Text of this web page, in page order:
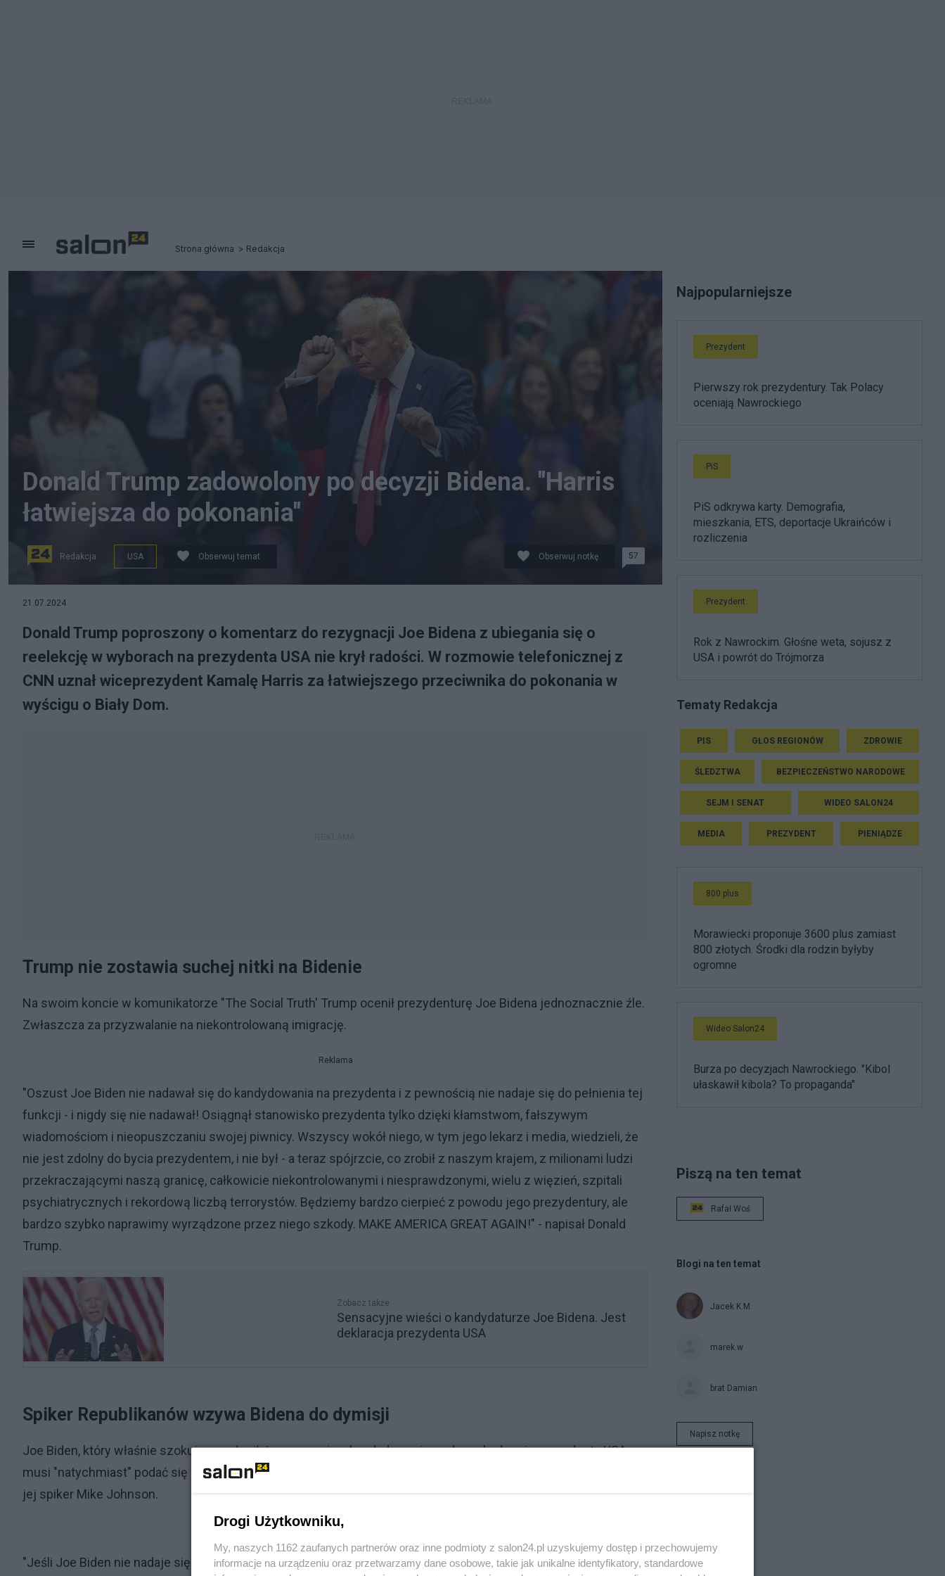
Strona główna Redakcja
Donald Trump zadowolony po decyzji Bidena. "Harris
łatwiejsza do pokonania"
Redakcja USA Obserwuj temat Obserwuj notkę 57
21.07.2024
Donald Trump poproszony o komentarz do rezygnacji Joe Bidena z ubiegania się o
reelekcję w wyborach na prezydenta USA nie krył radości. W rozmowie telefonicznej z
CNN uznał wiceprezydent Kamalę Harris za łatwiejszego przeciwnika do pokonania w
wyścigu o Biały Dom.
Trump nie zostawia suchej nitki na Bidenie
Na swoim koncie w komunikatorze "The Social Truth' Trump ocenił prezydenturę Joe Bidena jednoznacznie źle.
Zwłaszcza za przyzwalanie na niekontrolowaną imigrację.
Reklama
"Oszust Joe Biden nie nadawał się do kandydowania na prezydenta i z pewnością nie nadaje się do pełnienia tej
funkcji - i nigdy się nie nadawał! Osiągnął stanowisko prezydenta tylko dzięki kłamstwom, fałszywym
wiadomościom i nieopuszczaniu swojej piwnicy. Wszyscy wokół niego, w tym jego lekarz i media, wiedzieli, że
nie jest zdolny do bycia prezydentem, i nie był - a teraz spójrzcie, co zrobił z naszym krajem, z milionami ludzi
przekraczającymi naszą granicę, całkowicie niekontrolowanymi i niesprawdzonymi, wielu z więzień, szpitali
psychiatrycznych i rekordową liczbą terrorystów. Będziemy bardzo cierpieć z powodu jego prezydentury, ale
bardzo szybko naprawimy wyrządzone przez niego szkody. MAKE AMERICA GREAT AGAIN!" - napisał Donald
Trump.
Zobacz także
Sensacyjne wieści o kandydaturze Joe Bidena. Jest
deklaracja prezydenta USA
Spiker Republikanów wzywa Bidena do dymisji
Joe Biden, który właśnie szokująco ogłosił, że rezygnuje z kandydowania na drugą kadencję prezydenta USA,
musi "natychmiast" podać się do dymisji – oświadczył w niedzielę lider Republikanów w Izbie Reprezentantów i
jej spiker Mike Johnson.
Reklama
"Jeśli Joe Biden nie nadaje się do kandydowania na prezydenta, nie nadaje się na prezydenta. Musi natychmiast
Najpopularniejsze
Prezydent
Pierwszy rok prezydentury. Tak Polacy
oceniają Nawrockiego
PiS
PiS odkrywa karty. Demografia,
mieszkania, ETS, deportacje Ukraińców i
rozliczenia
Prezydent
Rok z Nawrockim. Głośne weta, sojusz z
USA i powrót do Trójmorza
Tematy Redakcja
PIS GŁOS REGIONÓW ZDROWIE
ŚLEDZTWA BEZPIECZEŃSTWO NARODOWE
SEJM I SENAT WIDEO SALON24
MEDIA PREZYDENT PIENIĄDZE
800 plus
Morawiecki proponuje 3600 plus zamiast
800 złotych. Środki dla rodzin byłyby
ogromne
Wideo Salon24
Burza po decyzjach Nawrockiego. "Kibol
ułaskawił kibola? To propaganda"
Piszą na ten temat
Rafał Woś
Blogi na ten temat
Jacek K.M.
marek.w
brat Damian
Napisz notkę
Drogi Użytkowniku,
My, naszych 1162 zaufanych partnerów oraz inne podmioty z salon24.pl uzyskujemy dostęp i przechowujemy
informacje na urządzeniu oraz przetwarzamy dane osobowe, takie jak unikalne identyfikatory, standardowe